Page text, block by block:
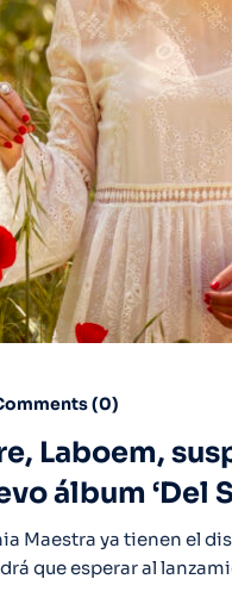
(0)
Laboem,
álbum ‘Del
Maestra ya tienen el
que esperar al